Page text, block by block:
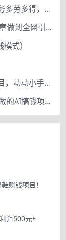
赏帮赚悬赏奖励到账200元，悬赏任务多劳多得，人人可做。
网创公众号个人ip项目，仅用一篇文章做到全网引流！
式）
《188个赚钱项目-183》有驾车评项目，动动小手，复制粘贴赚44元！
上架2小时收入630+，只要有手就能做的AI搞钱项目，奶奶看完都能学会!
赚钱项目！
润500元+